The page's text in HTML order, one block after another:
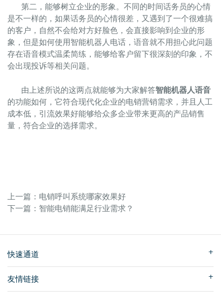
第二，能够树立企业的形象。不同的时间话务员的心情
是不一样的，如果话务员的心情很差，又遇到了一个很难搞
的客户，自然不会给对方好脸色，会直接影响到企业的形
象，但是如何使用智能机器人电话，语音就不用担心此问题
存在语音模式温柔简练，能够给客户留下很深刻的印象，不
会出现投诉等相关问题。
由上述所说的这两点就能够为大家解答智能机器人语音
的功能如何，它符合现代化企业的电销营销需求，并且人工
成本低，引流效果好能够给众多企业带来更高的产品销售
量，符合企业的选择需求。
上一篇：电销呼叫系统哪家效果好
下一篇：智能电销能满足行业需求？
快速通道
友情链接